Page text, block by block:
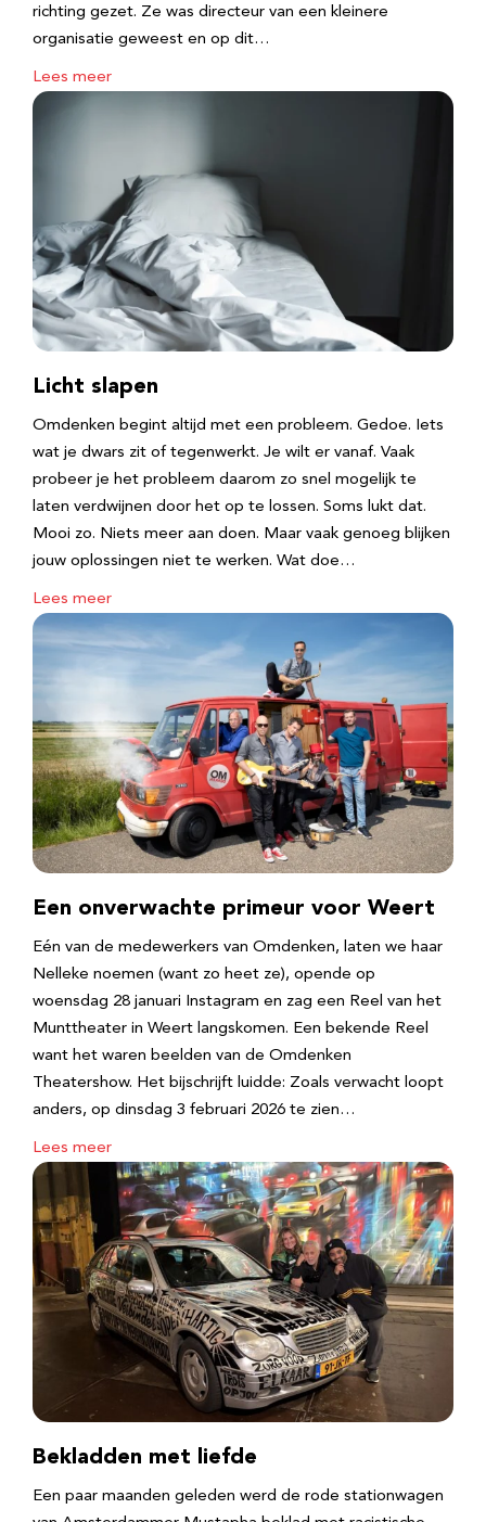
richting gezet. Ze was directeur van een kleinere
organisatie geweest en op dit…
Lees meer
Licht slapen
Omdenken begint altijd met een probleem. Gedoe. Iets
wat je dwars zit of tegenwerkt. Je wilt er vanaf. Vaak
probeer je het probleem daarom zo snel mogelijk te
laten verdwijnen door het op te lossen. Soms lukt dat.
Mooi zo. Niets meer aan doen. Maar vaak genoeg blijken
jouw oplossingen niet te werken. Wat doe…
Lees meer
Een onverwachte primeur voor Weert
Eén van de medewerkers van Omdenken, laten we haar
Nelleke noemen (want zo heet ze), opende op
woensdag 28 januari Instagram en zag een Reel van het
Munttheater in Weert langskomen. Een bekende Reel
want het waren beelden van de Omdenken
Theatershow. Het bijschrijft luidde: Zoals verwacht loopt
anders, op dinsdag 3 februari 2026 te zien…
Lees meer
Bekladden met liefde
Een paar maanden geleden werd de rode stationwagen